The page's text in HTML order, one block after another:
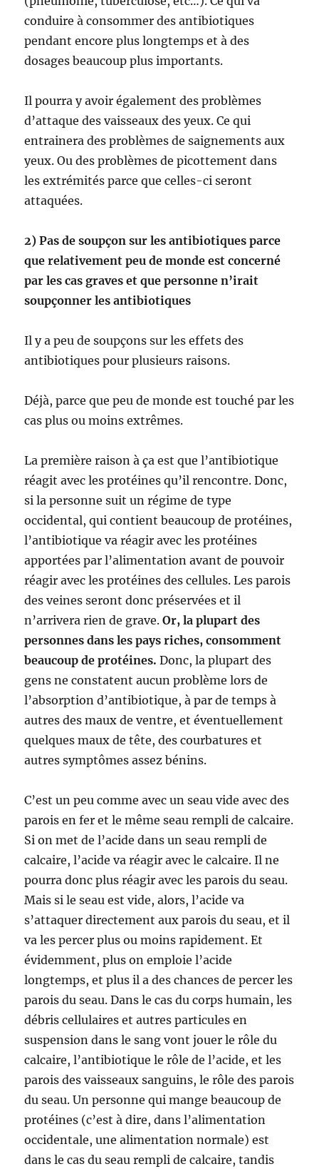
conduire à consommer des antibiotiques
pendant encore plus longtemps et à des
dosages beaucoup plus importants.
Il pourra y avoir également des problèmes
d’attaque des vaisseaux des yeux. Ce qui
entrainera des problèmes de saignements aux
yeux. Ou des problèmes de picottement dans
les extrémités parce que celles-ci seront
attaquées.
2) Pas de soupçon sur les antibiotiques parce
que relativement peu de monde est concerné
par les cas graves et que personne n’irait
soupçonner les antibiotiques
Il y a peu de soupçons sur les effets des
antibiotiques pour plusieurs raisons.
Déjà, parce que peu de monde est touché par les
cas plus ou moins extrêmes.
La première raison à ça est que l’antibiotique
réagit avec les protéines qu’il rencontre. Donc,
si la personne suit un régime de type
occidental, qui contient beaucoup de protéines,
l’antibiotique va réagir avec les protéines
apportées par l’alimentation avant de pouvoir
réagir avec les protéines des cellules. Les parois
des veines seront donc préservées et il
n’arrivera rien de grave.Or, la plupart des
personnes dans les pays riches, consomment
beaucoup de protéines.Donc, la plupart des
gens ne constatent aucun problème lors de
l’absorption d’antibiotique, à par de temps à
autres des maux de ventre, et éventuellement
quelques maux de tête, des courbatures et
autres symptômes assez bénins.
C’est un peu comme avec un seau vide avec des
parois en fer et le même seau rempli de calcaire.
Si on met de l’acide dans un seau rempli de
calcaire, l’acide va réagir avec le calcaire. Il ne
pourra donc plus réagir avec les parois du seau.
Mais si le seau est vide, alors, l’acide va
s’attaquer directement aux parois du seau, et il
va les percer plus ou moins rapidement. Et
évidemment, plus on emploie l’acide
longtemps, et plus il a des chances de percer les
parois du seau. Dans le cas du corps humain, les
débris cellulaires et autres particules en
suspension dans le sang vont jouer le rôle du
calcaire, l’antibiotique le rôle de l’acide, et les
parois des vaisseaux sanguins, le rôle des parois
du seau. Un personne qui mange beaucoup de
protéines (c’est à dire, dans l’alimentation
occidentale, une alimentation normale) est
dans le cas du seau rempli de calcaire, tandis